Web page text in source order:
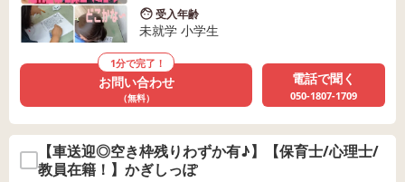
受入年齢
未就学 小学生
1分で完了！
お問い合わせ
（無料）
電話で聞く
050-1807-1709
【車送迎◎空き枠残りわずか有♪】【保育士/心理士/
教員在籍！】かぎしっぽ